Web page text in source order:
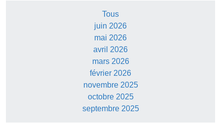
Tous
juin 2026
mai 2026
avril 2026
mars 2026
février 2026
novembre 2025
octobre 2025
septembre 2025